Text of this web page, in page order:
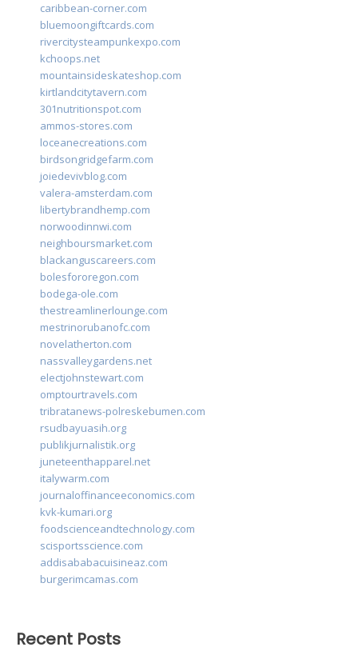
caribbean-corner.com
bluemoongiftcards.com
rivercitysteampunkexpo.com
kchoops.net
mountainsideskateshop.com
kirtlandcitytavern.com
301nutritionspot.com
ammos-stores.com
loceanecreations.com
birdsongridgefarm.com
joiedevivblog.com
valera-amsterdam.com
libertybrandhemp.com
norwoodinnwi.com
neighboursmarket.com
blackanguscareers.com
bolesfororegon.com
bodega-ole.com
thestreamlinerlounge.com
mestrinorubanofc.com
novelatherton.com
nassvalleygardens.net
electjohnstewart.com
omptourtravels.com
tribratanews-polreskebumen.com
rsudbayuasih.org
publikjurnalistik.org
juneteenthapparel.net
italywarm.com
journaloffinanceeconomics.com
kvk-kumari.org
foodscienceandtechnology.com
scisportsscience.com
addisababacuisineaz.com
burgerimcamas.com
Recent Posts